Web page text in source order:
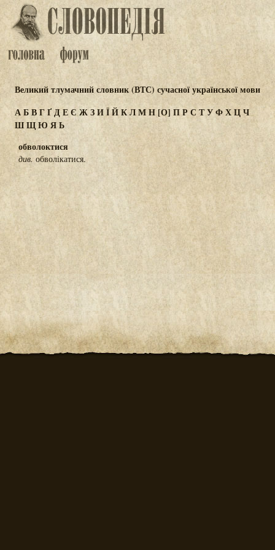
Великий тлумачний словник (ВТС) сучасної української мови
АБВГҐДЕЄ ЖЗИЇЙКЛМН[О] ПР СТУФХЦЧ
ШЩЮЯЬ
обволоктися
див. обволікатися.